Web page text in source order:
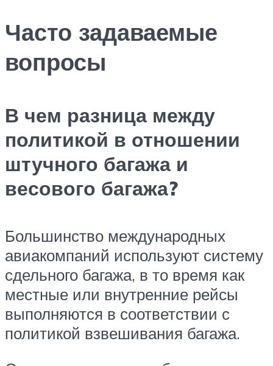
Часто задаваемые
вопросы
В чем разница между
политикой в ​​отношении
штучного багажа и
весового багажа?
Большинство международных
авиакомпаний используют систему
сдельного багажа, в то время как
местные или внутренние рейсы
выполняются в соответствии с
политикой взвешивания багажа.